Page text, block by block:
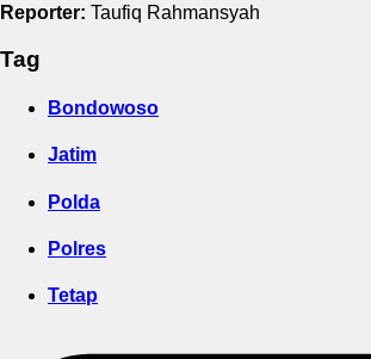
Reporter: Taufiq Rahmansyah
Tag
Bondowoso
Jatim
Polda
Polres
Tetap